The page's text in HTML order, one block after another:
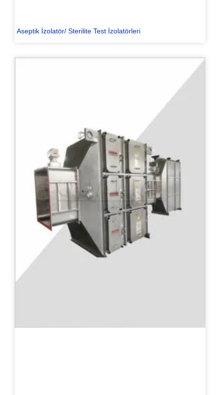
Aseptik İzolatör/ Sterilite Test İzolatörleri